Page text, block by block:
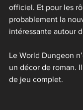
officiel. Et pour les
probablement la
intéressante autour
Le World Dungeon
un décor de roman.
de jeu complet.